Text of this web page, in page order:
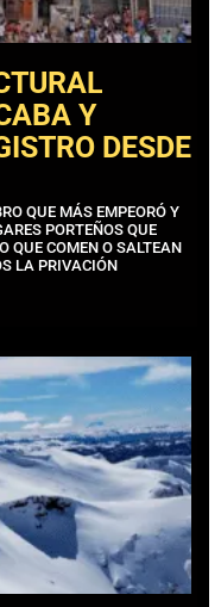
Y
DESDE
QUE MÁS EMPEORÓ Y
PORTEÑOS QUE
QUE COMEN O SALTEAN
LA PRIVACIÓN